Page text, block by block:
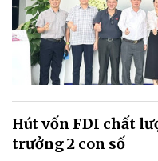
Hút vốn FDI chất
trưởng 2 con số